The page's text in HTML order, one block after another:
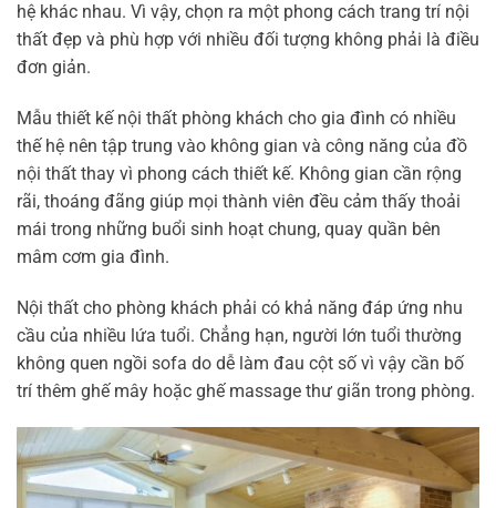
hệ khác nhau. Vì vậy, chọn ra một phong cách trang trí nội
thất đẹp và phù hợp với nhiều đối tượng không phải là điều
đơn giản.
Mẫu thiết kế nội thất phòng khách cho gia đình có nhiều
thế hệ nên tập trung vào không gian và công năng của đồ
nội thất thay vì phong cách thiết kế. Không gian cần rộng
rãi, thoáng đãng giúp mọi thành viên đều cảm thấy thoải
mái trong những buổi sinh hoạt chung, quay quần bên
mâm cơm gia đình.
Nội thất cho phòng khách phải có khả năng đáp ứng nhu
cầu của nhiều lứa tuổi. Chẳng hạn, người lớn tuổi thường
không quen ngồi sofa do dễ làm đau cột số vì vậy cần bố
trí thêm ghế mây hoặc ghế massage thư giãn trong phòng.